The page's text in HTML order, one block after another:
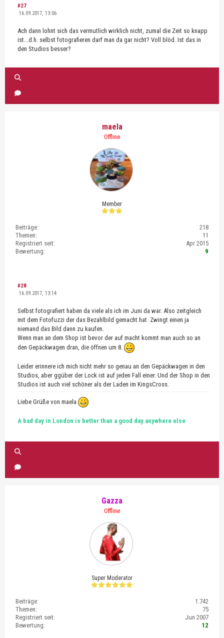
#27
16.09.2017, 13:06
Ach dann lohnt sich das vermutlich wirklich nicht, zumal die Zeit so knapp
ist...d.h. selbst fotografieren darf man da gar nicht? Voll blöd. Ist das in
den Studios besser?
maela
Offline
Member
Beiträge:
218
Themen:
11
Registriert seit:
Apr 2015
Bewertung:
9
#28
16.09.2017, 13:14
Selbst fotografiert haben da viele als ich im Juni da war. Also zeitgleich
mit dem Fotofuzzi der das Bezahlbild gemacht hat. Zwingt einen ja
niemand das Bild dann zu kaufen.
Wenn man an dem Shop ist bevor der auf macht kommt man auch so an
den Gepäckwagen dran, die öffnen um 8.
Leider erinnere ich mich nicht mehr so genau an den Gepäckwagen in den
Studios, aber ggüber der Lock ist auf jeden Fall einer. Und der Shop in den
Studios ist auch viel schöner als der Laden im KingsCross.
Liebe Grüße von maela
A bad day in London is better than a good day anywhere else
Gazza
Offline
Super Moderator
Beiträge:
1.742
Themen:
75
Registriert seit:
Jun 2007
Bewertung:
12